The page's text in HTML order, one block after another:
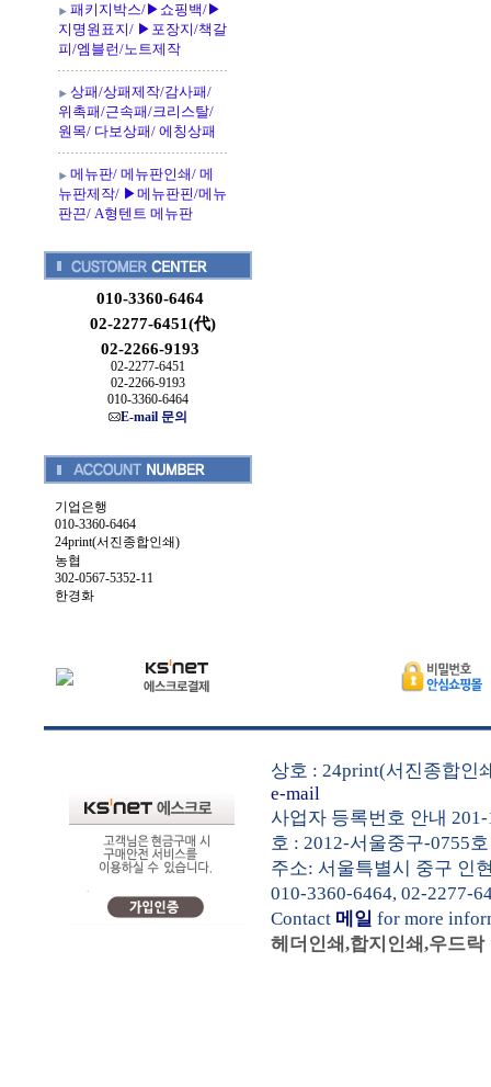
패키지박스/▶쇼핑백/▶
지명원표지/ ▶포장지/책갈
피/엠블런/노트제작
상패/상패제작/감사패/
위촉패/근속패/크리스탈/
원목/ 다보상패/ 에칭상패
메뉴판/ 메뉴판인쇄/ 메
뉴판제작/ ▶메뉴판핀/메뉴
판끈/ A형텐트 메뉴판
010-3360-6464
02-2277-6451(代)
02-2266-9193
02-2277-6451
02-2266-9193
010-3360-6464
E-mail 문의
기업은행
010-3360-6464
24print(서진종합인쇄)
농협
302-0567-5352-11
한경화
상호 : 24print(서진종합인
e-mail
사업자 등록번호 안내
호 : 2012-서울중구-0755호
주소: 서울특별시 중구 인
010-3360-6464, 02-2277-
Contact 메일 for more
헤더인쇄,합지인쇄,우드락